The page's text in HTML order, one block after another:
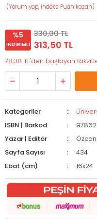
(Yorum yap, İndeks Puan kazan)
%5
İNDIRIMLI
330,00 TL
313,50 TL
78,38 TL'den başlayan
Kategoriler
ISBN | Barkod
Yazar | Editör
Sayfa Sayısı
434
Ebat (cm)
16x24